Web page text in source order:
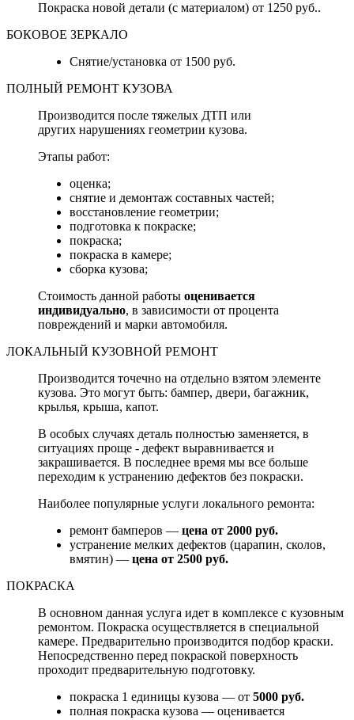
Покраска новой детали (с материалом) от 1250 руб..
БОКОВОЕ ЗЕРКАЛО
Снятие/установка от 1500 руб.
ПОЛНЫЙ РЕМОНТ КУЗОВА
Производится после тяжелых ДТП или
других нарушениях геометрии кузова.
Этапы работ:
оценка;
снятие и демонтаж составных частей;
восстановление геометрии;
подготовка к покраске;
покраска;
покраска в камере;
сборка кузова;
Стоимость данной работы оценивается
индивидуально, в зависимости от процента
повреждений и марки автомобиля.
ЛОКАЛЬНЫЙ КУЗОВНОЙ РЕМОНТ
Производится точечно на отдельно взятом элементе
кузова. Это могут быть: бампер, двери, багажник,
крылья, крыша, капот.
В особых случаях деталь полностью заменяется, в
ситуациях проще - дефект выравнивается и
закрашивается. В последнее время мы все больше
переходим к устранению дефектов без покраски.
Наиболее популярные услуги локального ремонта:
ремонт бамперов — цена от 2000 руб.
устранение мелких дефектов (царапин, сколов,
вмятин) — цена от 2500 руб.
ПОКРАСКА
В основном данная услуга идет в комплексе с кузовным
ремонтом. Покраска осуществляется в специальной
камере. Предварительно производится подбор краски.
Непосредственно перед покраской поверхность
проходит предварительную подготовку.
покраска 1 единицы кузова — от 5000 руб.
полная покраска кузова — оценивается